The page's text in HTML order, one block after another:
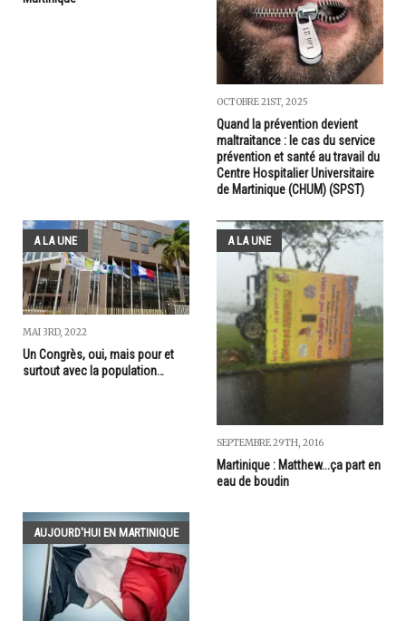
OCTOBRE 21ST, 2025
Quand la prévention devient
maltraitance : le cas du service
prévention et santé au travail du
Centre Hospitalier Universitaire
de Martinique (CHUM) (SPST)
A LA UNE
MAI 3RD, 2022
Un Congrès, oui, mais pour et
surtout avec la population…
A LA UNE
SEPTEMBRE 29TH, 2016
Martinique : Matthew...ça part en
eau de boudin
AUJOURD'HUI EN MARTINIQUE